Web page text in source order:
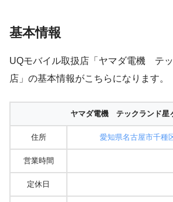
基本情報
UQモバイル取扱店「ヤマダ電機 テ
店」の基本情報がこちらになります。
ヤマダ電機 テックランド星
住所 愛知県名古屋市千種
営業時間
定休日